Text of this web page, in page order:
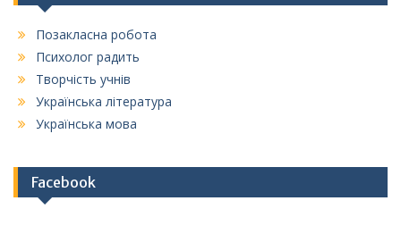
Позакласна робота
Психолог радить
Творчість учнів
Українська література
Українська мова
Facebook